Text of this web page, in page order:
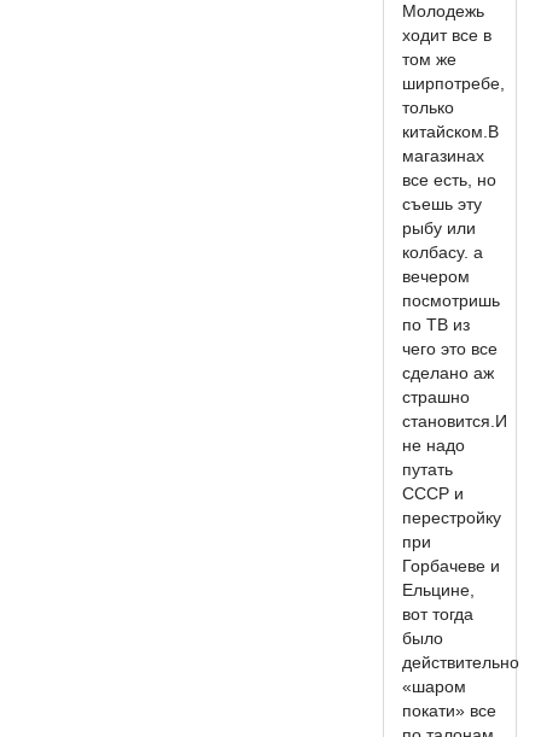
Молодежь
ходит все в
том же
ширпотребе,
только
китайском.В
магазинах
все есть, но
съешь эту
рыбу или
колбасу. а
вечером
посмотришь
по ТВ из
чего это все
сделано аж
страшно
становится.И
не надо
путать
СССР и
перестройку
при
Горбачеве и
Ельцине,
вот тогда
было
действительно
«шаром
покати» все